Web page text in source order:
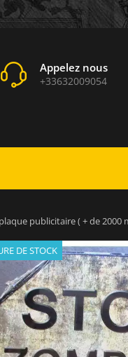
Appelez nous
+33632009054
plaque publicitaire ( + de 2000
DE STOCK